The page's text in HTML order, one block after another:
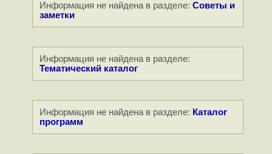
Информация не найдена в разделе: Советы и
заметки
Информация не найдена в разделе:
Тематический каталог
Информация не найдена в разделе: Каталог
программ